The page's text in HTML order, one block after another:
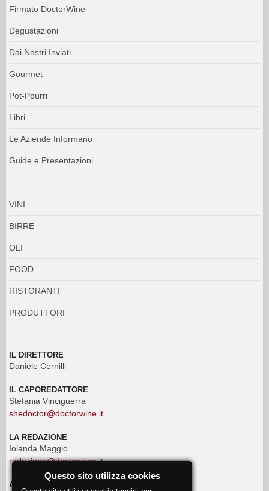
Firmato DoctorWine
Degustazioni
Dai Nostri Inviati
Gourmet
Pot-Pourri
Libri
Le Aziende Informano
Guide e Presentazioni
VINI
BIRRE
OLI
FOOD
RISTORANTI
PRODUTTORI
IL DIRETTORE
Daniele Cernilli
IL CAPOREDATTORE
Stefania Vinciguerra
shedoctor@doctorwine.it
LA REDAZIONE
Iolanda Maggio
redazione@doctorwine.it
ADVERTISING
Questo sito utilizza cookies